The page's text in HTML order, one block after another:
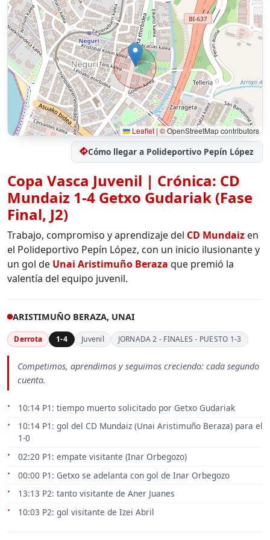
Leaflet|© OpenStreetMap contributors
Cómo llegar a Polideportivo Pepín López
Copa Vasca Juvenil | Crónica: CD
Mundaiz 1-4 Getxo Gudariak (Fase
Final, J2)
Trabajo, compromiso y aprendizaje del CD Mundaiz en
el Polideportivo Pepín López, con un inicio ilusionante y
un gol de Unai Aristimuño Beraza que premió la
valentía del equipo juvenil.
ARISTIMUÑO BERAZA, UNAI
Derrota 1-4 Juvenil JORNADA 2 - FINALES - PUESTO 1-3
Competimos, aprendimos y seguimos creciendo: cada segundo
cuenta.
10:14 P1: tiempo muerto solicitado por Getxo Gudariak
10:14 P1: gol del CD Mundaiz (Unai Aristimuño Beraza) para el
1-0
02:20 P1: empate visitante (Inar Orbegozo)
00:00 P1: Getxo se adelanta con gol de Inar Orbegozo
13:13 P2: tanto visitante de Aner Juanes
10:03 P2: gol visitante de Izei Abril